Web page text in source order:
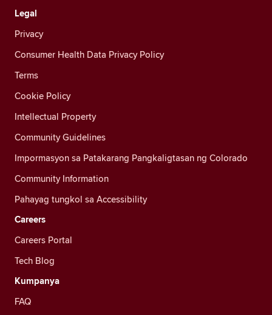
Legal
Privacy
Consumer Health Data Privacy Policy
Terms
Cookie Policy
Intellectual Property
Community Guidelines
Impormasyon sa Patakarang Pangkaligtasan ng Colorado
Community Information
Pahayag tungkol sa Accessibility
Careers
Careers Portal
Tech Blog
Kumpanya
FAQ